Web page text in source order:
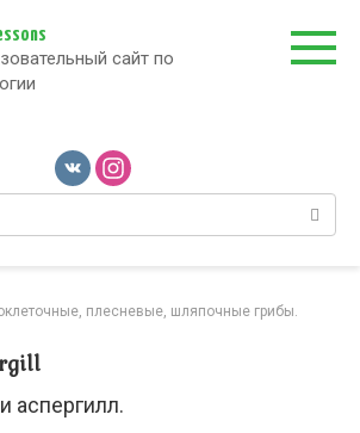
сайт по
плесневые, шляпочные грибы.
аспергилл.